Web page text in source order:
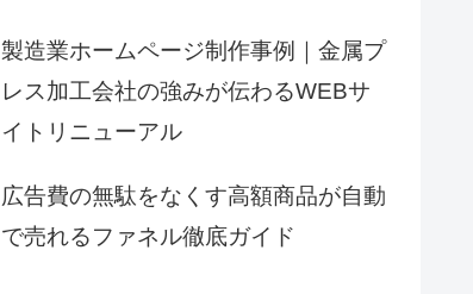
製造業ホームページ制作事例｜金属プ
レス加工会社の強みが伝わるWEBサ
イトリニューアル
広告費の無駄をなくす高額商品が自動
で売れるファネル徹底ガイド